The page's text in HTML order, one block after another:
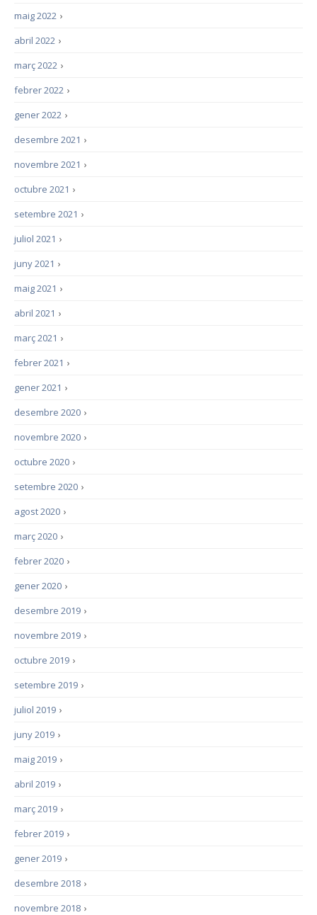
›
maig 2022
›
abril 2022
›
març 2022
›
febrer 2022
›
gener 2022
›
desembre 2021
›
novembre 2021
›
octubre 2021
›
setembre 2021
›
juliol 2021
›
juny 2021
›
maig 2021
›
abril 2021
›
març 2021
›
febrer 2021
›
gener 2021
›
desembre 2020
›
novembre 2020
›
octubre 2020
›
setembre 2020
›
agost 2020
›
març 2020
›
febrer 2020
›
gener 2020
›
desembre 2019
›
novembre 2019
›
octubre 2019
›
setembre 2019
›
juliol 2019
›
juny 2019
›
maig 2019
›
abril 2019
›
març 2019
›
febrer 2019
›
gener 2019
›
desembre 2018
›
novembre 2018